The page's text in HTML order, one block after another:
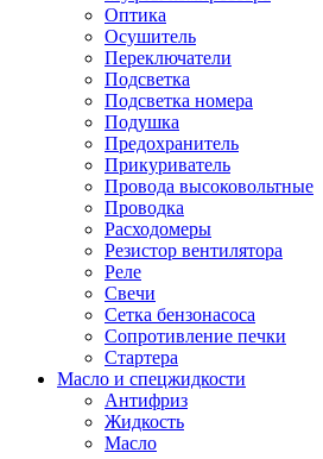
Оптика
Осушитель
Переключатели
Подсветка
Подсветка номера
Подушка
Предохранитель
Прикуриватель
Провода высоковольтные
Проводка
Расходомеры
Резистор вентилятора
Реле
Свечи
Сетка бензонасоса
Сопротивление печки
Стартера
Масло и спецжидкости
Антифриз
Жидкость
Масло